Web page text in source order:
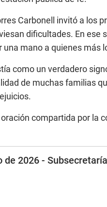
Carbonell invitó a los
dificultades. En
mano a quienes más
como un verdadero
de muchas familias
compartida por la
de 2026 -
para vivir una tarde